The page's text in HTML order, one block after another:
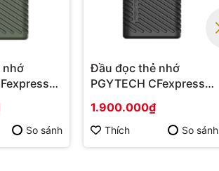
nhớ
So sánh
Đầu đọc thẻ nhớ
PGYTECH CFexpress
Black (Type A)
1.900.000₫
Thích So sánh